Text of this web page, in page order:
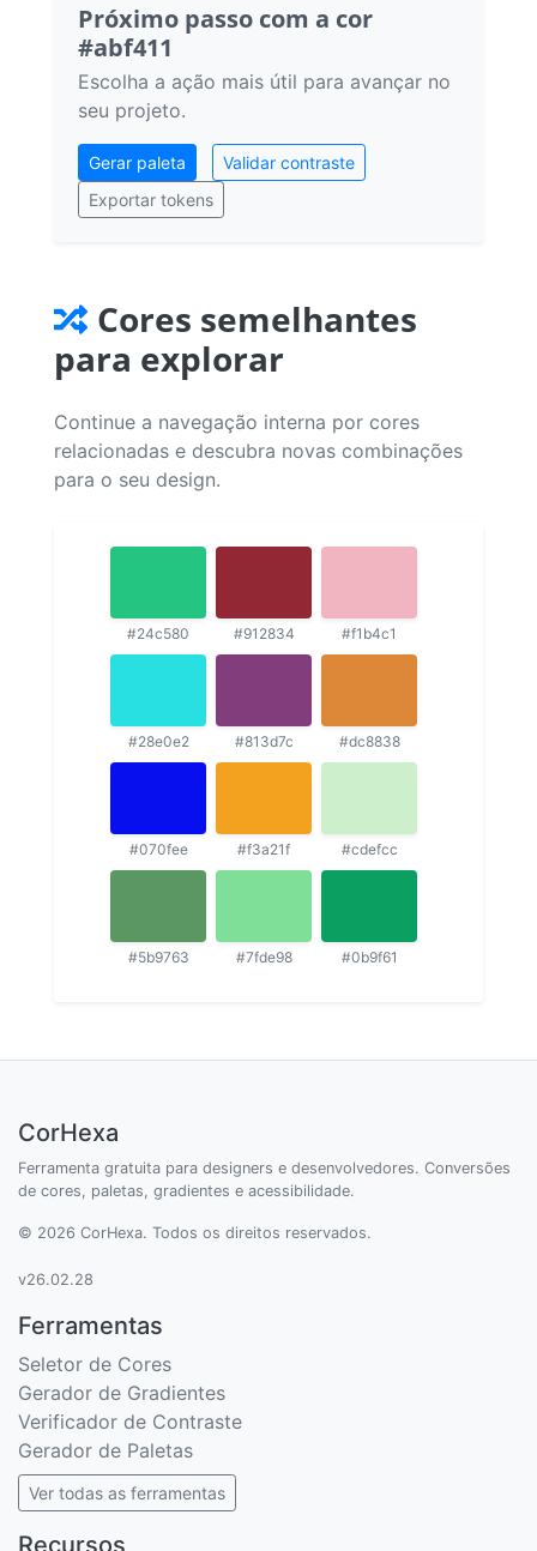
Próximo passo com a cor
#abf411
Escolha a ação mais útil para avançar no
seu projeto.
Gerar paleta
Validar contraste
Exportar tokens
Cores semelhantes
para explorar
Continue a navegação interna por cores
relacionadas e descubra novas combinações
para o seu design.
#24c580 #912834 #f1b4c1
#28e0e2 #813d7c #dc8838
#070fee #f3a21f #cdefcc
#5b9763 #7fde98 #0b9f61
CorHexa
Ferramenta gratuita para designers e desenvolvedores. Conversões
de cores, paletas, gradientes e acessibilidade.
© 2026 CorHexa. Todos os direitos reservados.
v26.02.28
Ferramentas
Seletor de Cores
Gerador de Gradientes
Verificador de Contraste
Gerador de Paletas
Ver todas as ferramentas
Recursos